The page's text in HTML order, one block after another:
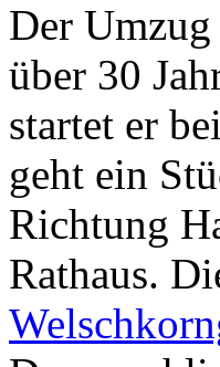
Der
über 30
startet er
geht ein
Richtung
Rathaus.